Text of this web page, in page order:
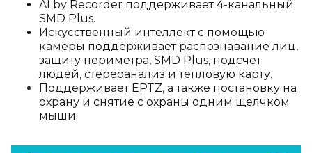
AI by Recorder поддерживает 4-канальный
SMD Plus.
Искусственный интеллект с помощью
камеры поддерживает распознавание лиц,
защиту периметра, SMD Plus, подсчет
людей, стереоанализ и тепловую карту.
Поддерживает EPTZ, а также постановку на
охрану и снятие с охраны одним щелчком
мыши.